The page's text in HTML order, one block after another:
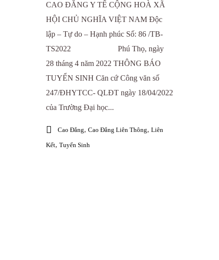
CAO ĐẲNG Y TẾ CỘNG HOÀ XÃ
HỘI CHỦ NGHĨA VIỆT NAM Độc
lập – Tự do – Hạnh phúc Số: 86 /TB-
TS2022 Phú Thọ, ngày
28 tháng 4 năm 2022 THÔNG BÁO
TUYỂN SINH Căn cứ Công văn số
247/ĐHYTCC- QLĐT ngày 18/04/2022
của Trường Đại học...
Cao Đẳng, Cao Đẳng Liên Thông, Liên
Kết, Tuyển Sinh